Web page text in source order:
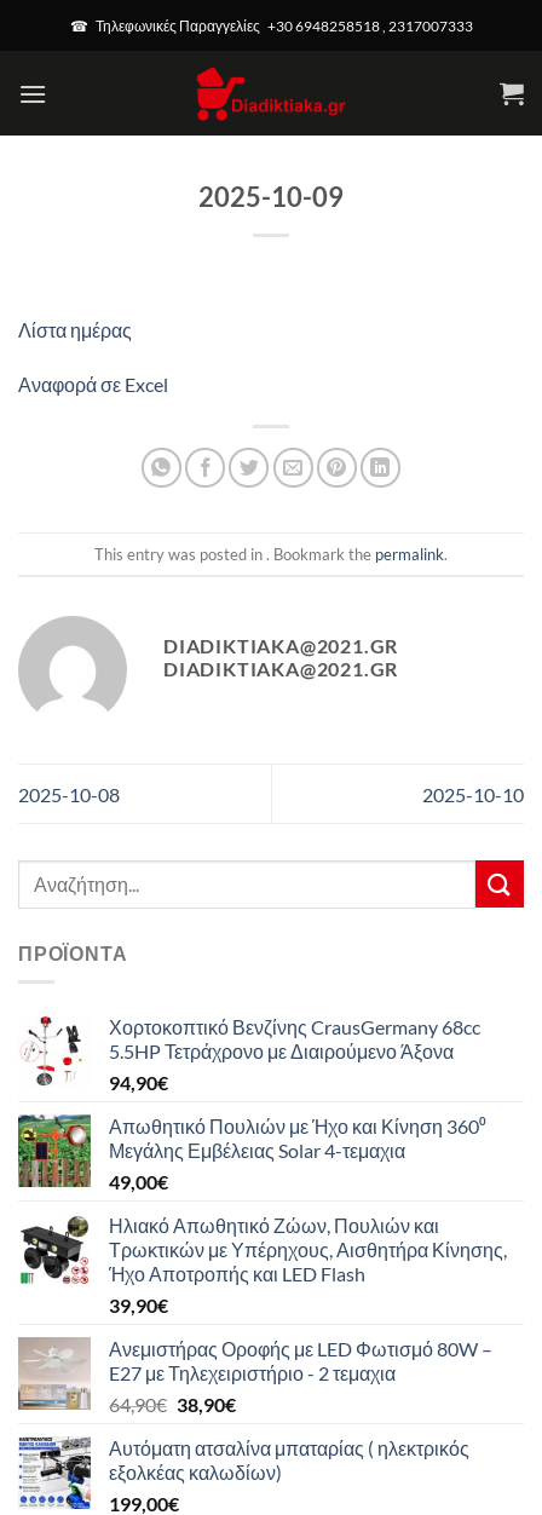
☎ Τηλεφωνικές Παραγγελίες +30 6948258518 , 2317007333
2025-10-09
Λίστα ημέρας
Αναφορά σε Excel
This entry was posted in . Bookmark the permalink.
DIADIKTIAKA@2021.GR
DIADIKTIAKA@2021.GR
2025-10-08 2025-10-10
Αναζήτηση
ΠΡΟΪΌΝΤΑ
Χορτοκοπτικό Βενζίνης CrausGermany 68cc
5.5HP Τετράχρονο με Διαιρούμενο Άξονα
94,90€
Απωθητικό Πουλιών με Ήχο και Κίνηση 360⁰
Μεγάλης Εμβέλειας Solar 4-τεμαχια
49,00€
Ηλιακό Απωθητικό Ζώων, Πουλιών και
Τρωκτικών με Υπέρηχους, Αισθητήρα Κίνησης,
Ήχο Αποτροπής και LED Flash
39,90€
Ανεμιστήρας Οροφής με LED Φωτισμό 80W –
E27 με Τηλεχειριστήριο - 2 τεμαχια
64,90€ Original
was:
64,90€.
38,90€Η
τιμή
είναι:
Αυτόματη ατσαλίνα μπαταρίας ( ηλεκτρικός
εξολκέας καλωδίων)
199,00€